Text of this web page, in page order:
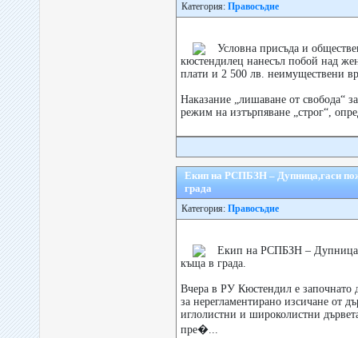
Категория: Правосъдие
Условна присъда и
кюстендилец нанесъл побой над
плати и 2 500 лв. неимуществени
Наказание „лишаване от свобода“
режим на изтърпяване „строг“,
Екип на РСПБЗН – Дупница,гаси
града
Категория: Правосъдие
Екип на РСПБЗН –
къща в града.
Вчера в РУ Кюстендил е започнато
за нерегламентирано изсичане от
иглолистни и широколистни
пре�...